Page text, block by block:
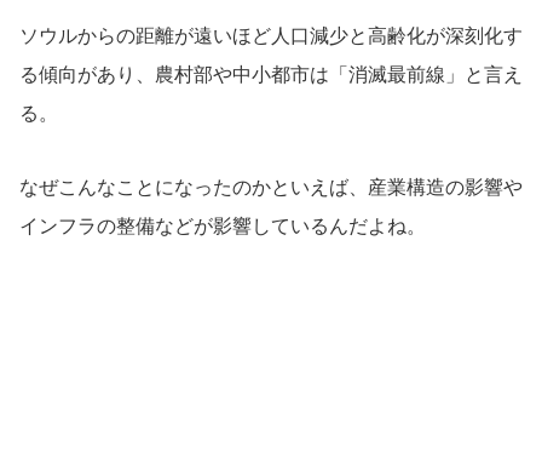
ソウルからの距離が遠いほど人口減少と高齢化が深刻化す
る傾向があり、農村部や中小都市は「消滅最前線」と言え
る。
なぜこんなことになったのかといえば、産業構造の影響や
インフラの整備などが影響しているんだよね。